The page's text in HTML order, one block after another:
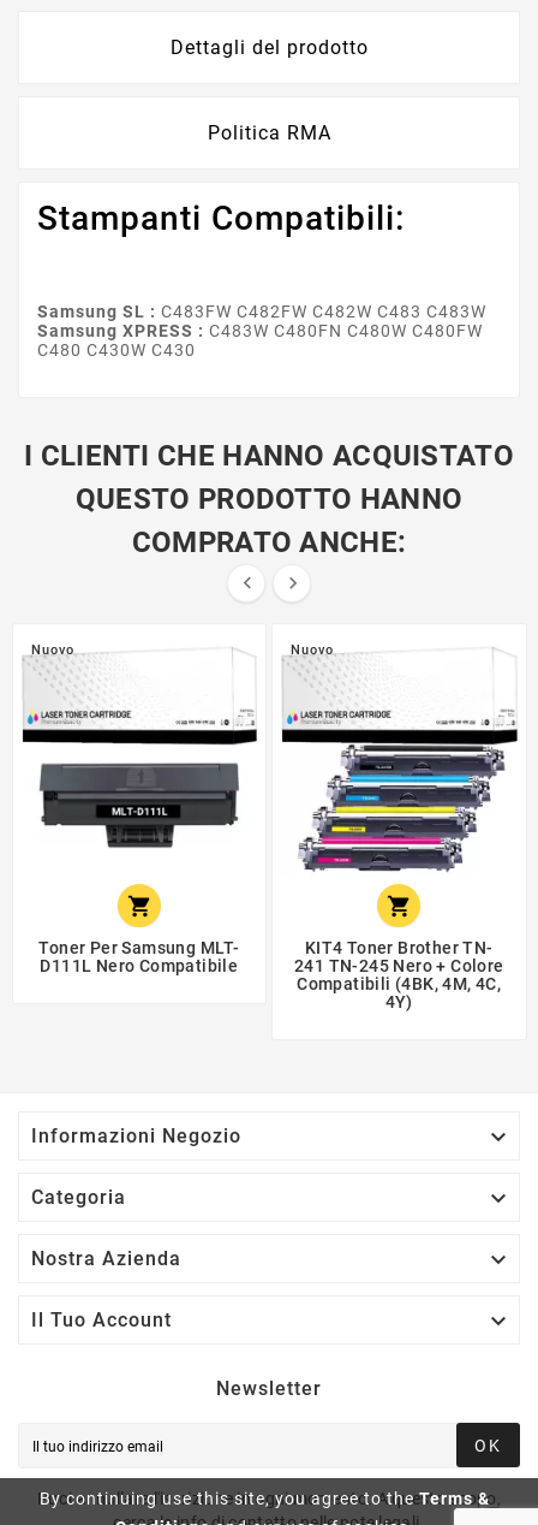
By continuing use this site, you agree to theTerms &
Dettagli del prodotto
Politica RMA
Stampanti Compatibili:
Samsung SL : C483FW C482FW C482W C483 C483W
Samsung XPRESS : C483W C480FN C480W C480FW
C480 C430W C430
I CLIENTI CHE HANNO ACQUISTATO
QUESTO PRODOTTO HANNO
COMPRATO ANCHE:
 
Nuovo

Toner Per Samsung MLT-
D111L Nero Compatibile
Nuovo

KIT4 Toner Brother TN-
241 TN-245 Nero + Colore
Compatibili (4BK, 4M, 4C,
4Y)
Informazioni Negozio 
Categoria 
Nostra Azienda 
Il Tuo Account 
Newsletter
OK
Puoi annullare l'iscrizione in ogni momento. A questo scopo,